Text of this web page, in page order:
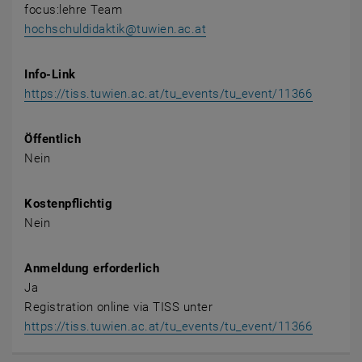
focus:lehre Team
hochschuldidaktik@tuwien.ac.at
Info-Link
https://tiss.tuwien.ac.at/tu_events/tu_event/11366
Öffentlich
Nein
Kostenpflichtig
Nein
Anmeldung erforderlich
Ja
Registration online via TISS unter
https://tiss.tuwien.ac.at/tu_events/tu_event/11366, öffnet